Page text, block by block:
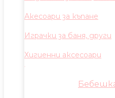
Акесоари за къпане
Играчки за баня, други
Хигиенни аксесоари